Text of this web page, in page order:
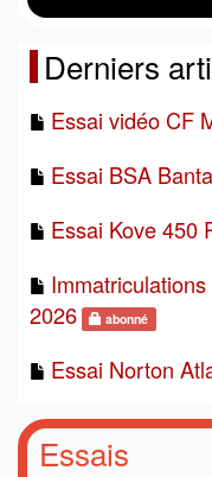
Derniers
Essai vidéo CF
Essai BSA
Essai Kove 450
2026
abonné
Essai Norton
Essais